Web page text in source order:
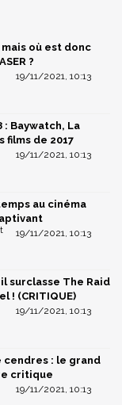
mais où est donc
?
19/11/2021, 10:13
: Baywatch, La
films de 2017
19/11/2021, 10:13
au cinéma
19/11/2021, 10:13
il surclasse The Raid
! (CRITIQUE)
19/11/2021, 10:13
cendres : le grand
critique
19/11/2021, 10:13